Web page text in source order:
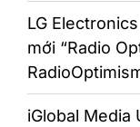
LG
mới “Radio
iGlobal Media